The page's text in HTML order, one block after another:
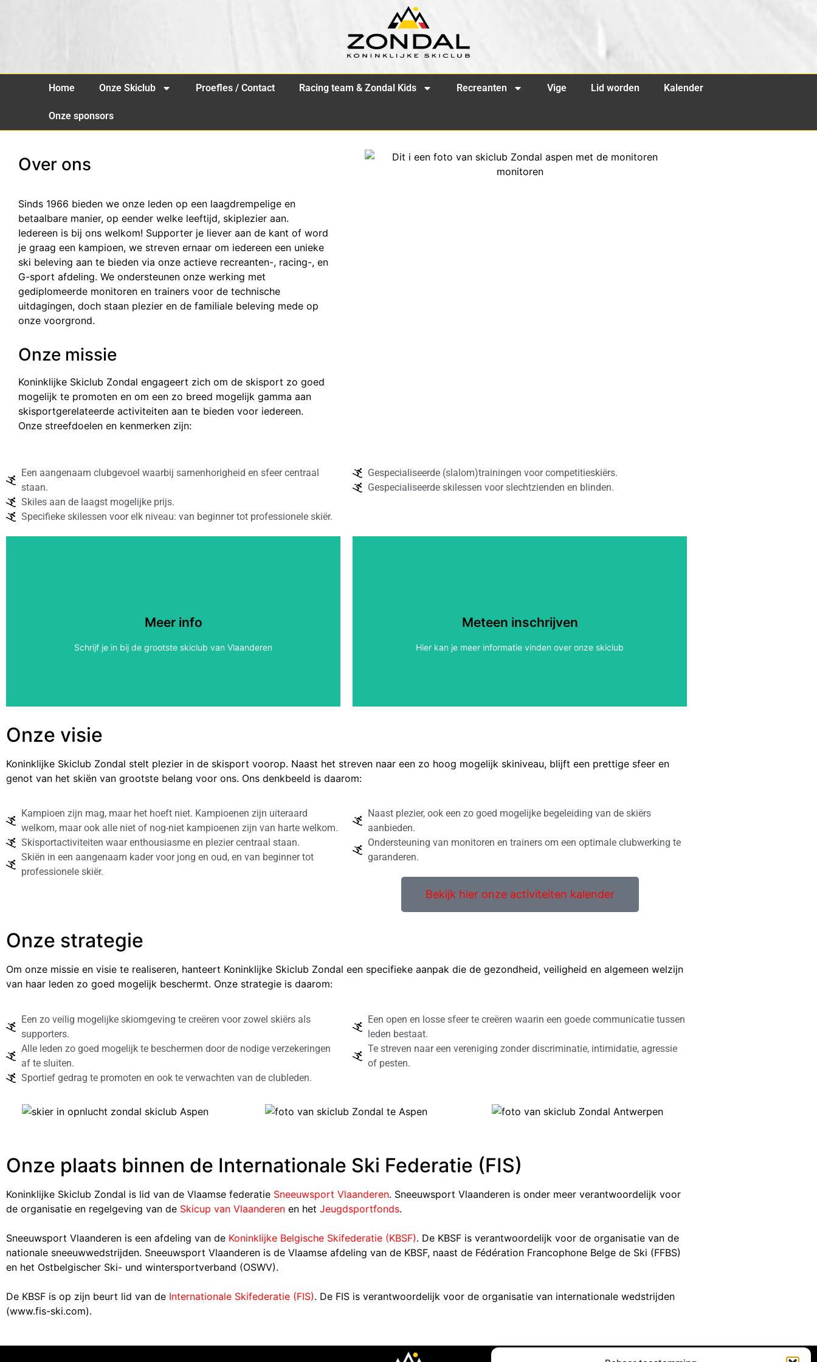
Home Onze Skiclub Proefles / Contact Racing team & Zondal Kids Recreanten Vige Lid worden Kalender
Onze sponsors
Over ons
Sinds 1966 bieden we onze leden op een laagdrempelige en
betaalbare manier, op eender welke leeftijd, skiplezier aan.
Iedereen is bij ons welkom! Supporter je liever aan de kant of word
je graag een kampioen, we streven ernaar om iedereen een unieke
ski beleving aan te bieden via onze actieve recreanten-, racing-, en
G-sport afdeling. We ondersteunen onze werking met
gediplomeerde monitoren en trainers voor de technische
uitdagingen, doch staan plezier en de familiale beleving mede op
onze voorgrond.
Onze missie
Koninklijke Skiclub Zondal engageert zich om de skisport zo goed
mogelijk te promoten en om een zo breed mogelijk gamma aan
skisportgerelateerde activiteiten aan te bieden voor iedereen.
Onze streefdoelen en kenmerken zijn:
Een aangenaam clubgevoel waarbij samenhorigheid en sfeer centraal
staan.
Skiles aan de laagst mogelijke prijs.
Specifieke skilessen voor elk niveau: van beginner tot professionele skiër.
Gespecialiseerde (slalom)trainingen voor competitieskiërs.
Gespecialiseerde skilessen voor slechtzienden en blinden.
Meer info
Schrijf je in bij de grootste skiclub van Vlaanderen
Schrijf je in via het inschrijvingsformulier voor seizoen 2023-2024
Meteen inschrijven
Meteen inschrijven
Hier kan je meer informatie vinden over onze skiclub
Wens je meer informatie over de werking van onze skiclub?
Meer info
Onze visie
Koninklijke Skiclub Zondal stelt plezier in de skisport voorop. Naast het streven naar een zo hoog mogelijk skiniveau, blijft een prettige sfeer en
genot van het skiën van grootste belang voor ons. Ons denkbeeld is daarom:
Kampioen zijn mag, maar het hoeft niet. Kampioenen zijn uiteraard
welkom, maar ook alle niet of nog-niet kampioenen zijn van harte welkom.
Skisportactiviteiten waar enthousiasme en plezier centraal staan.
Skiën in een aangenaam kader voor jong en oud, en van beginner tot
professionele skiër.
Naast plezier, ook een zo goed mogelijke begeleiding van de skiërs
aanbieden.
Ondersteuning van monitoren en trainers om een optimale clubwerking te
garanderen.
Bekijk hier onze activiteiten kalender
Onze strategie
Om onze missie en visie te realiseren, hanteert Koninklijke Skiclub Zondal een specifieke aanpak die de gezondheid, veiligheid en algemeen welzijn
van haar leden zo goed mogelijk beschermt. Onze strategie is daarom:
Een zo veilig mogelijke skiomgeving te creëren voor zowel skiërs als
supporters.
Alle leden zo goed mogelijk te beschermen door de nodige verzekeringen
af te sluiten.
Sportief gedrag te promoten en ook te verwachten van de clubleden.
Een open en losse sfeer te creëren waarin een goede communicatie tussen
leden bestaat.
Te streven naar een vereniging zonder discriminatie, intimidatie, agressie
of pesten.
Onze plaats binnen de Internationale Ski Federatie (FIS)
Koninklijke Skiclub Zondal is lid van de Vlaamse federatie Sneeuwsport Vlaanderen. Sneeuwsport Vlaanderen is onder meer verantwoordelijk voor
de organisatie en regelgeving van de Skicup van Vlaanderen en het Jeugdsportfonds.
Sneeuwsport Vlaanderen is een afdeling van de Koninklijke Belgische Skifederatie (KBSF). De KBSF is verantwoordelijk voor de organisatie van de
nationale sneeuwwedstrijden. Sneeuwsport Vlaanderen is de Vlaamse afdeling van de KBSF, naast de Fédération Francophone Belge de Ski (FFBS)
en het Ostbelgischer Ski- und wintersportverband (OSWV).
De KBSF is op zijn beurt lid van de Internationale Skifederatie (FIS). De FIS is verantwoordelijk voor de organisatie van internationale wedstrijden
(www.fis-ski.com).
Koninklijke skiclub Zondal